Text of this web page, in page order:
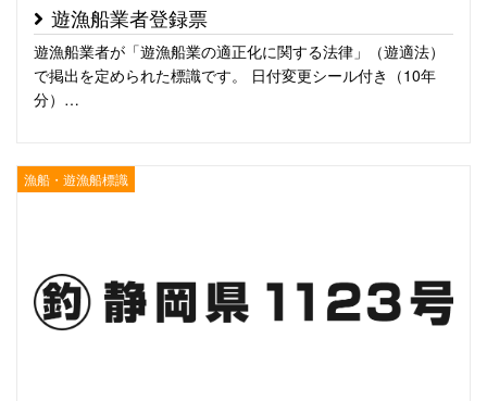
遊漁船業者登録票
遊漁船業者が「遊漁船業の適正化に関する法律」（遊適法）
で掲出を定められた標識です。 日付変更シール付き（10年
分）…
漁船・遊漁船標識